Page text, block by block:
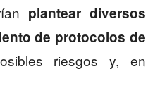
plantear diversos
de protocolos de
riesgos y, en